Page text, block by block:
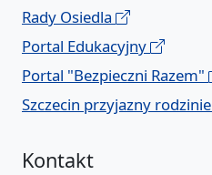
Rady Osiedla
Portal Edukacyjny
Portal "Bezpieczni Razem"
Szczecin przyjazny rodzinie
Kontakt